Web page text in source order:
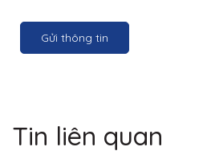
Gửi thông tin
Tin liên quan